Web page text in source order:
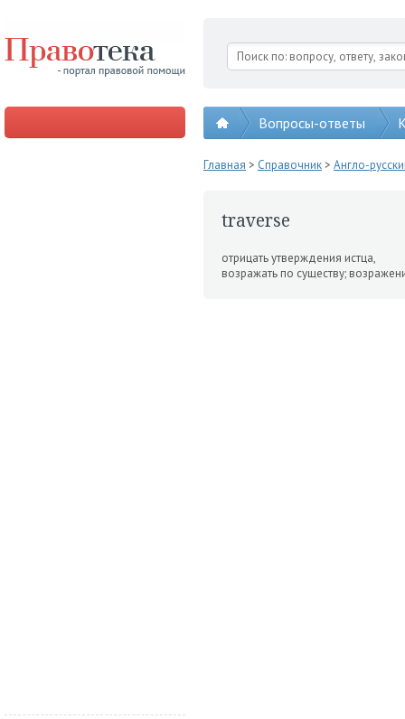
Вопросы-ответы
Главная > Справочник> Англо-
traverse
отрицать утверждения истца,
возражать по существу;